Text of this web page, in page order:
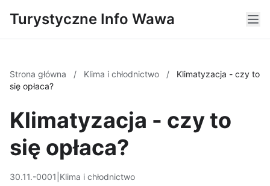
Turystyczne Info Wawa
Strona główna / Klima i chłodnictwo /
Klimatyzacja - czy to
się opłaca?
Klimatyzacja - czy to
się opłaca?
30.11.-0001 Klima i chłodnictwo